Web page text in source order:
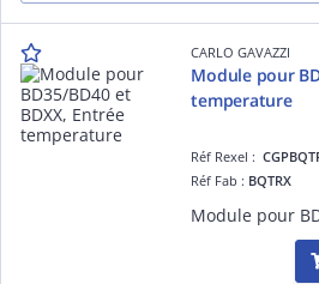
CARLO GAVAZZI
Module pour
temperature
Réf Rexel :
Réf Fab : BQTRX